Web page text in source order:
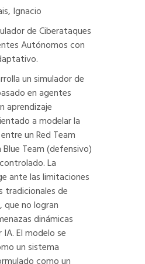
Ignacio
de Ciberataques
Autónomos con
un simulador de
en agentes
aprendizaje
a modelar la
un Red Team
Team (defensivo)
La
ante las limitaciones
tradicionales de
que no logran
dinámicas
El modelo se
un sistema